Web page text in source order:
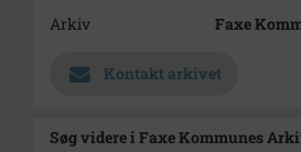
Arkiv
Faxe
Kontakt arkivet
Søg videre i Faxe Kommunes